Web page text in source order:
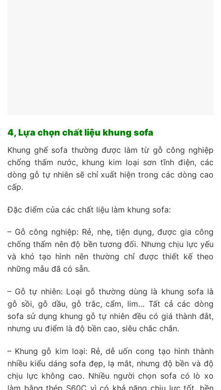
4, Lựa chọn chất liệu khung sofa
Khung ghế sofa thường được làm từ gỗ công nghiệp
chống thấm nước, khung kim loại sơn tĩnh điện, các
dòng gỗ tự nhiên sẽ chỉ xuất hiện trong các dòng cao
cấp.
Đặc điểm của các chất liệu làm khung sofa:
– Gỗ công nghiệp: Rẻ, nhẹ, tiện dụng, được gia công
chống thấm nên độ bền tương đối. Nhưng chịu lực yếu
và khó tạo hình nên thường chỉ được thiết kế theo
những mẫu đã có sẵn.
– Gỗ tự nhiên: Loại gỗ thường dùng là khung sofa là
gỗ sồi, gỗ dầu, gỗ trắc, cẩm, lim… Tất cả các dòng
sofa sử dụng khung gỗ tự nhiên đều có giá thành đắt,
nhưng ưu điểm là độ bền cao, siêu chắc chắn.
– Khung gỗ kim loại: Rẻ, dễ uốn cong tạo hình thành
nhiều kiểu dáng sofa đẹp, lạ mắt, nhưng độ bền và độ
chịu lực không cao. Nhiều người chọn sofa có lò xo
làm bằng thép S60C vì có khả năng chịu lực tốt, bền